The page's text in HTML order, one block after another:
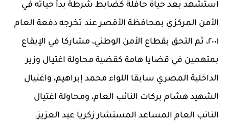
استشهد بعد حياة حافلة كضابط شرطة بدأ حياته في
الأمن المركزي بمحافظة الأقصر عند تخرجه دفعة العام
٢٠٠١، ثم التحق بقطاع الأمن الوطني، مشاركا في الإيقاع
بمتهمين في قضايا هامة كقضية محاولة اغتيال وزير
الداخلية المصري سابقا اللواء محمد إبراهيم، واغتيال
الشهيد هشام بركات النائب العام، ومحاولة اغتيال
النائب العام المساعد المستشار زكريا عبد العزيز.